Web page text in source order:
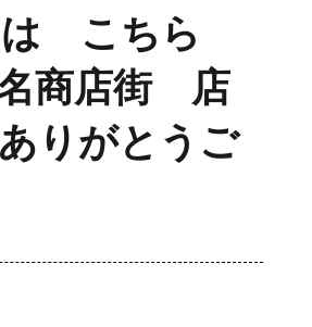
は こちら
商店街 店
りがとうご